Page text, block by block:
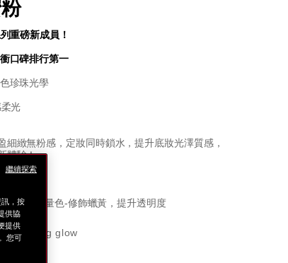
重磅新成員！
口碑排行第一
珍珠光學
光
細緻無粉感，定妝同時鎖水，提升底妝光澤質感，
體驗！
光粉 ★限量色-修飾蠟黃，提升透明度
hydrating glow
，按
供協
提供
您可
繼續探索